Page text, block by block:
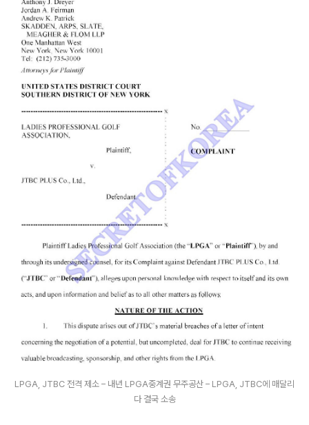
LPGA, JTBC 전격 제소 – 내년 LPGA중계권 무주공산 – LPGA, JTBC에 매달리
다 결국 소송